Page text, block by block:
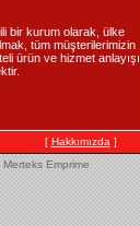
bir kurum olarak, ülke
tüm müşterilerimizin
ürün ve hizmet anlayışı
[ Hakkımızda ]
Emprime